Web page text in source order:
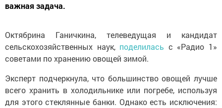
важная задача.
Октябрина Ганичкина, телеведущая и кандидат
сельскохозяйственных наук, поделилась с «Радио 1»
советами по хранению овощей зимой.
Эксперт подчеркнула, что большинство овощей лучше
всего хранить в холодильнике или погребе, используя
для этого стеклянные банки. Однако есть исключения: